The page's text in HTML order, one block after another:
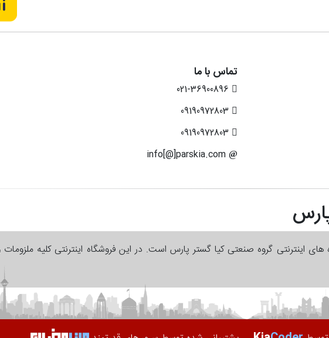
تماس با ما
های اینترنتی گروه صنعتی کیا گستر پارس است. در این فروشگاه اینترنتی کلیه